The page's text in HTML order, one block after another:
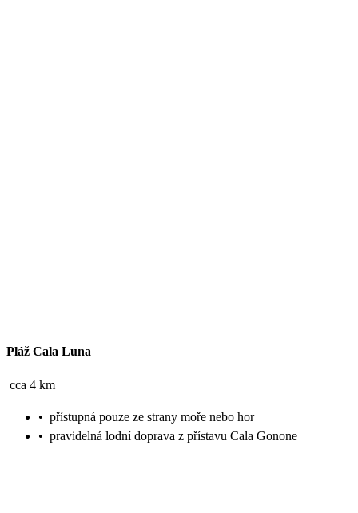
Pláž Cala Luna
cca 4 km
• přístupná pouze ze strany moře nebo hor
• pravidelná lodní doprava z přístavu Cala Gonone